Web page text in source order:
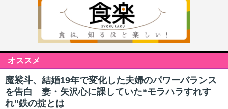
オススメ
魔裟斗、結婚19年で変化した夫婦のパワーバランス
を告白 妻・矢沢心に課していた“モラハラすれす
れ”鉄の掟とは